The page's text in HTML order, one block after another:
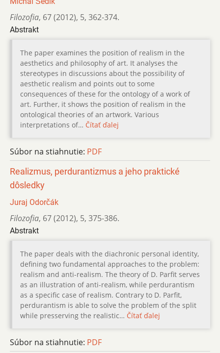
Filozofia, 67 (2012), 5, 362-374.
Abstrakt
The paper examines the position of realism in the
aesthetics and philosophy of art. It analyses the
stereotypes in discussions about the possibility of
aesthetic realism and points out to some
consequences of these for the ontology of a work of
art. Further, it shows the position of realism in the
ontological theories of an artwork. Various
interpretations of… Čítať ďalej
Súbor na stiahnutie: PDF
Realizmus, perdurantizmus a jeho praktické
dôsledky
Juraj Odorčák
Filozofia, 67 (2012), 5, 375-386.
Abstrakt
The paper deals with the diachronic personal identity,
defining two fundamental approaches to the problem:
realism and anti-realism. The theory of D. Parfit serves
as an illustration of anti-realism, while perdurantism
as a specific case of realism. Contrary to D. Parfit,
perdurantism is able to solve the problem of the split
while presserving the realistic… Čítať ďalej
Súbor na stiahnutie: PDF